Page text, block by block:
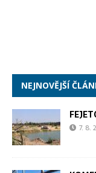
NEJNOVĚJŠÍ
7. 8.